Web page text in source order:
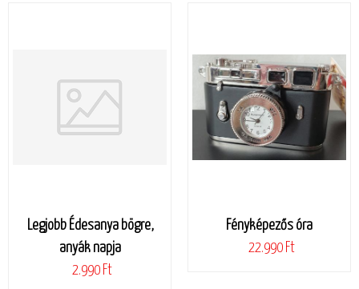
Legjobb Édesanya bögre,
anyák napja
2.990 Ft
Fényképezős óra
22.990 Ft